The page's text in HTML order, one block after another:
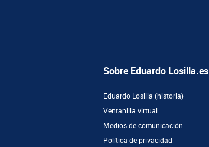
Sobre Eduardo Losilla.es
Eduardo Losilla (historia)
Ventanilla virtual
Medios de comunicación
Política de privacidad